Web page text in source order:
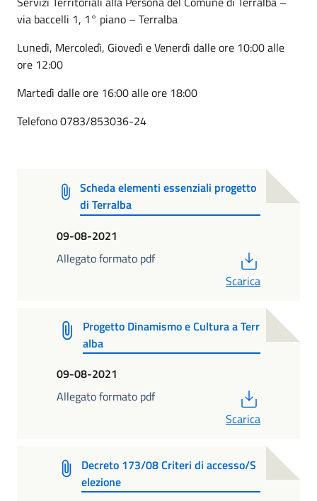
via baccelli 1, 1° piano – Terralba
Lunedì, Mercoledì, Giovedì e Venerdì dalle ore 10:00 alle
ore 12:00
Martedì dalle ore 16:00 alle ore 18:00
Telefono 0783/853036-24
Scheda elementi essenziali progetto
di Terralba
09-08-2021
Allegato formato pdf
Scarica
Progetto Dinamismo e Cultura a Terr
alba
09-08-2021
Allegato formato pdf
Scarica
Decreto 173/08 Criteri di accesso/S
elezione